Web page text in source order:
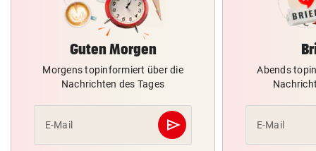
Guten Morgen
Morgens topinformiert über die
Nachrichten des Tages
E-Mail send
Abschicken
Abends
E-Mail